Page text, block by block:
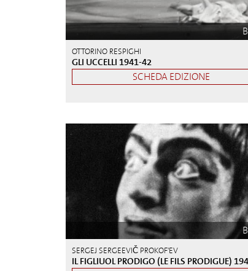
OTTORINO RESPIGHI
GLI UCCELLI 1941-42
SCHEDA EDIZIONE
SERGEJ SERGEEVIČ PROKOF'EV
IL FIGLIUOL PRODIGO (LE FILS PRODIGUE)